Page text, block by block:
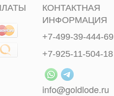
КОНТАКТНАЯ
ИНФОРМАЦИЯ
+7-499-39-444-69
+7-925-11-504-18
info@goldlode.ru